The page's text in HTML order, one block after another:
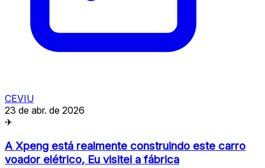
CEVIU
23 de abr. de 2026
✈
A Xpeng está realmente construindo este carro
voador elétrico, Eu visitei a fábrica